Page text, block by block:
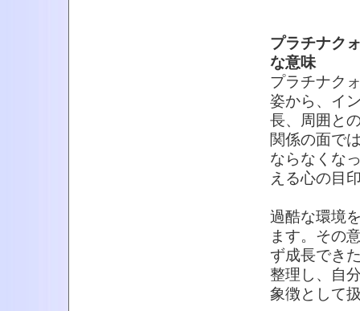
プラチナク
な意味
プラチナク
姿から、イ
長、周囲と
関係の面で
ならなくな
える心の目
過酷な環境
ます。その
ず成長でき
整理し、自
象徴として